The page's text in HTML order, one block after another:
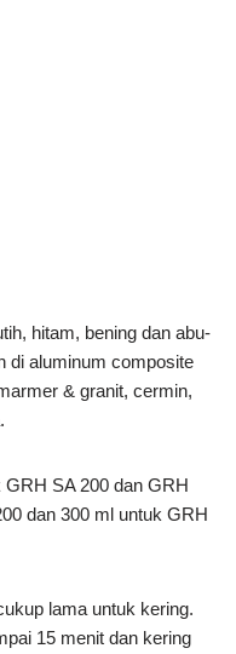
hitam, bening dan abu-
di aluminum composite
& granit, cermin,
SA 200 dan GRH
dan 300 ml untuk GRH
lama untuk kering.
15 menit dan kering